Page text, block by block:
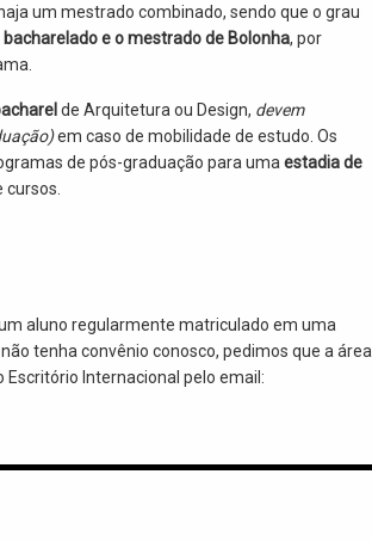
um mestrado combinado, sendo que o grau
bacharelado e o mestrado de Bolonha, por
de Arquitetura ou Design, devem
em caso de mobilidade de estudo. Os
de pós-graduação para uma estadia de
aluno regularmente matriculado em uma
tenha convênio conosco, pedimos que a área
Internacional pelo email: